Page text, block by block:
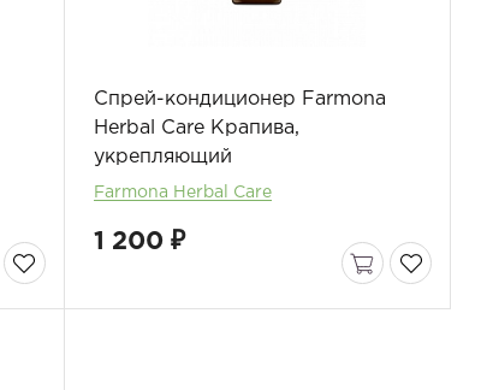
Спрей-кондиционер Farmona
Herbal Care Крапива,
укрепляющий
Farmona Herbal Care
1 200 ₽